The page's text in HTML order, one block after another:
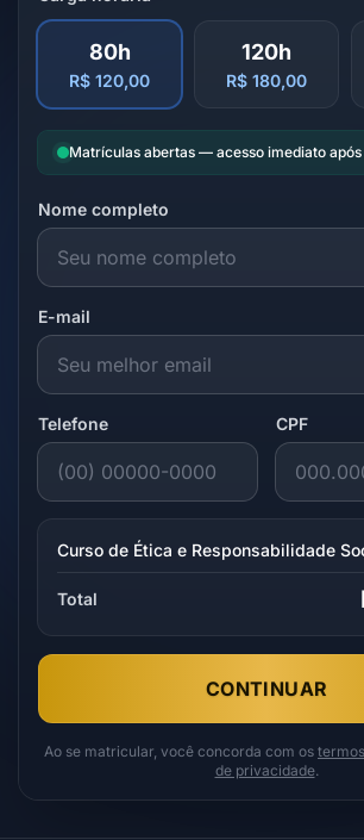
80h
R$ 120,00
120h
R$ 180,00
Matrículas abertas — acesso imediato
Nome completo
E-mail
Telefone CPF
Curso de Ética e Responsabilidade
Total
CONTINUAR
Ao se matricular, você concorda com os
de privacidade.